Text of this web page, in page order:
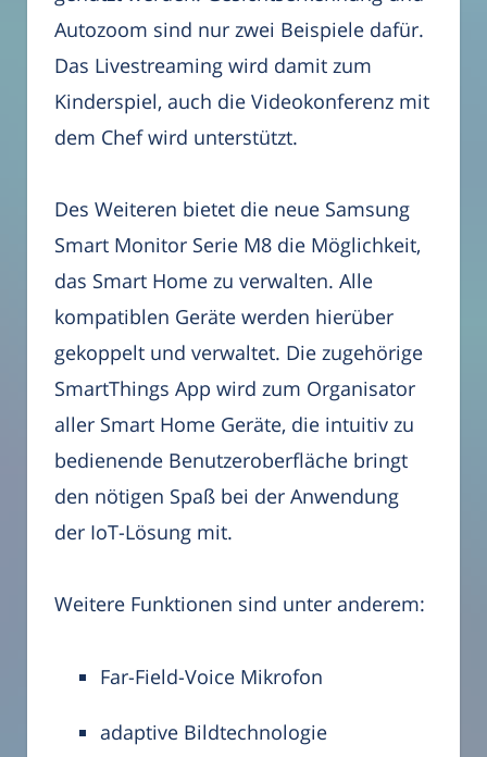
Autozoom sind nur zwei Beispiele dafür.
Das Livestreaming wird damit zum
Kinderspiel, auch die Videokonferenz mit
dem Chef wird unterstützt.
Des Weiteren bietet die neue Samsung
Smart Monitor Serie M8 die Möglichkeit,
das Smart Home zu verwalten. Alle
kompatiblen Geräte werden hierüber
gekoppelt und verwaltet. Die zugehörige
SmartThings App wird zum Organisator
aller Smart Home Geräte, die intuitiv zu
bedienende Benutzeroberfläche bringt
den nötigen Spaß bei der Anwendung
der IoT-Lösung mit.
Weitere Funktionen sind unter anderem:
Far-Field-Voice Mikrofon
adaptive Bildtechnologie